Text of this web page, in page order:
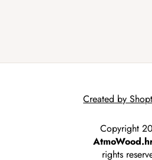
Created by
Copyright
rights